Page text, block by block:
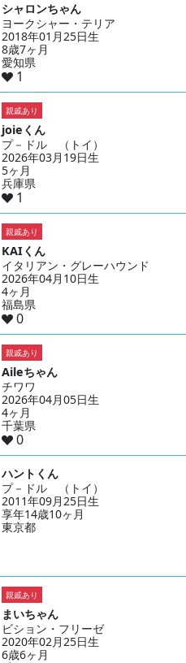
シャロンちゃん
ヨークシャー・テリア
2018年01月25日生
8歳7ヶ月
愛知県
1
親戚あり
joieくん
プ－ドル （トイ）
2026年03月19日生
5ヶ月
兵庫県
1
親戚あり
KAIくん
イタリアン・グレーハウンド
2026年04月10日生
4ヶ月
福島県
0
親戚あり
Aileちゃん
チワワ
2026年04月05日生
4ヶ月
千葉県
0
ハントくん
プ－ドル （トイ）
2011年09月25日生
享年14歳10ヶ月
東京都
親戚あり
まいちゃん
ビション・フリーゼ
2020年02月25日生
6歳6ヶ月